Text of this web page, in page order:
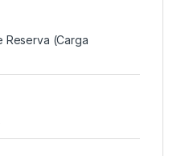
Reserva (Carga